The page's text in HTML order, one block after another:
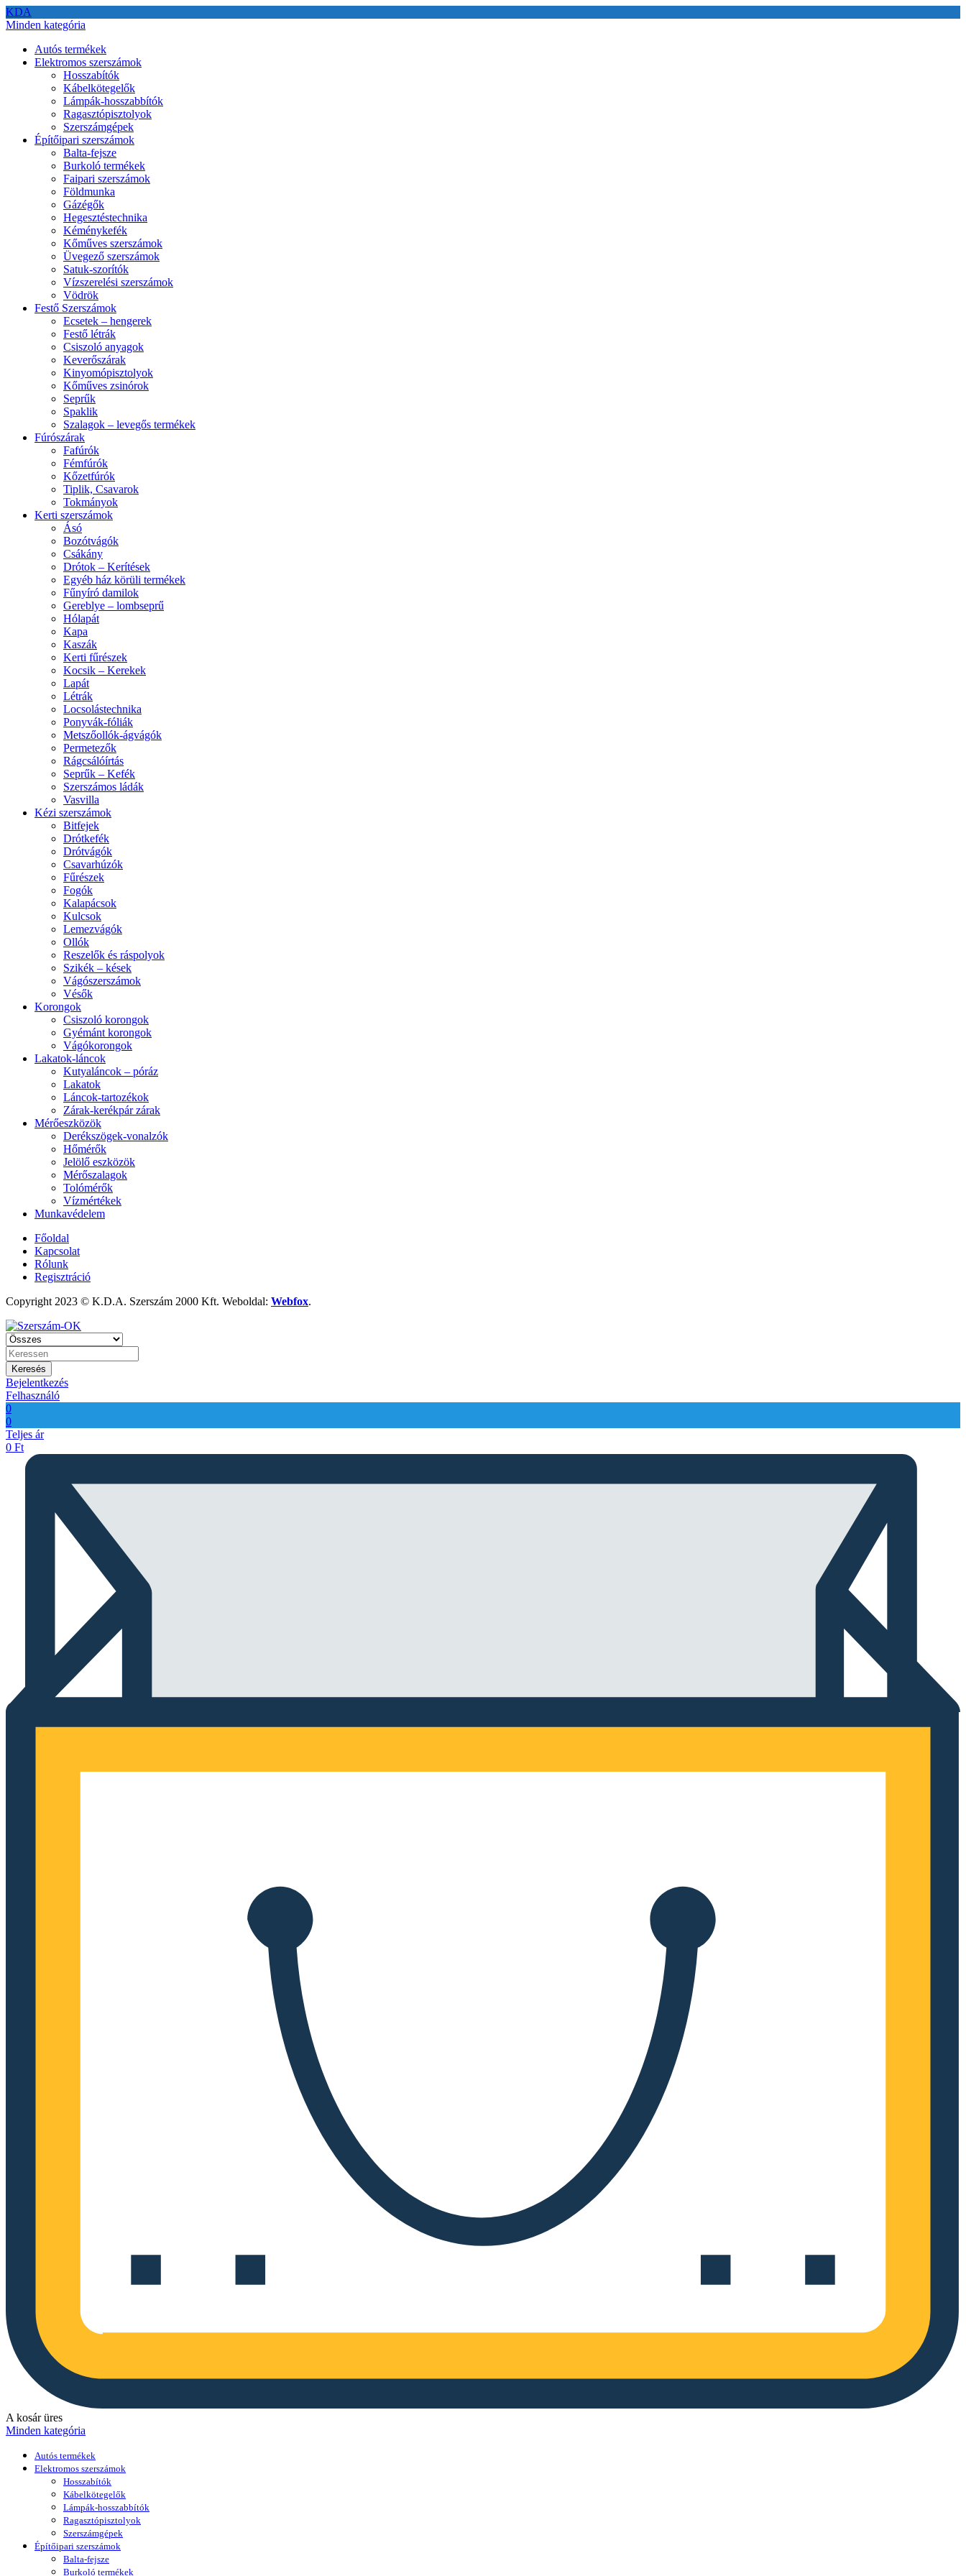
KDA
Minden kategória
Autós termékek
Elektromos szerszámok
Hosszabítók
Kábelkötegelők
Lámpák-hosszabbítók
Ragasztópisztolyok
Szerszámgépek
Építőipari szerszámok
Balta-fejsze
Burkoló termékek
Faipari szerszámok
Földmunka
Gázégők
Hegesztéstechnika
Kéménykefék
Kőműves szerszámok
Üvegező szerszámok
Satuk-szorítók
Vízszerelési szerszámok
Vödrök
Festő Szerszámok
Ecsetek – hengerek
Festő létrák
Csiszoló anyagok
Keverőszárak
Kinyomópisztolyok
Kőműves zsinórok
Seprűk
Spaklik
Szalagok – levegős termékek
Fúrószárak
Fafúrók
Fémfúrók
Kőzetfúrók
Tiplik, Csavarok
Tokmányok
Kerti szerszámok
Ásó
Bozótvágók
Csákány
Drótok – Kerítések
Egyéb ház körüli termékek
Fűnyíró damilok
Gereblye – lombseprű
Hólapát
Kapa
Kaszák
Kerti fűrészek
Kocsik – Kerekek
Lapát
Létrák
Locsolástechnika
Ponyvák-fóliák
Metszőollók-ágvágók
Permetezők
Rágcsálóírtás
Seprűk – Kefék
Szerszámos ládák
Vasvilla
Kézi szerszámok
Bitfejek
Drótkefék
Drótvágók
Csavarhúzók
Fűrészek
Fogók
Kalapácsok
Kulcsok
Lemezvágók
Ollók
Reszelők és ráspolyok
Szikék – kések
Vágószerszámok
Vésők
Korongok
Csiszoló korongok
Gyémánt korongok
Vágókorongok
Lakatok-láncok
Kutyaláncok – póráz
Lakatok
Láncok-tartozékok
Zárak-kerékpár zárak
Mérőeszközök
Derékszögek-vonalzók
Hőmérők
Jelölő eszközök
Mérőszalagok
Tolómérők
Vízmértékek
Munkavédelem
Főoldal
Kapcsolat
Rólunk
Regisztráció
Copyright 2023 © K.D.A. Szerszám 2000 Kft. Weboldal: Webfox.
Keresés
Bejelentkezés
Felhasználó
0
0
Teljes ár
0 Ft
A kosár üres
Minden kategória
Autós termékek
Elektromos szerszámok
Hosszabítók
Kábelkötegelők
Lámpák-hosszabbítók
Ragasztópisztolyok
Szerszámgépek
Építőipari szerszámok
Balta-fejsze
Burkoló termékek